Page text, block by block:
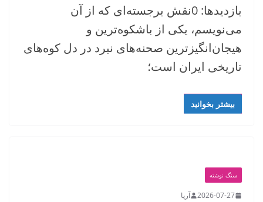
بازدیدها: 0نقش برجسته‌ای که از آن
می‌نویسم، یکی از باشکوه‌ترین و
هیجان‌انگیزترین صحنه‌های نبرد در دل کوه‌های
تاریخی ایران است؛
بیشتر بخوانید
سنگ نوشته
2026-07-27 آریا